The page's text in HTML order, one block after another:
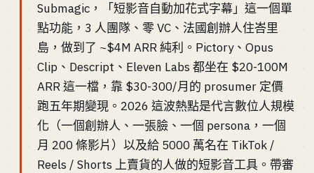
Submagic，「短影音自動加花式字幕」這一個單
點功能，3 人團隊、零 VC、法國創辦人住峇里
島，做到了 ~$4M ARR 純利。Pictory、Opus
Clip、Descript、Eleven Labs 都坐在 $20-100M
ARR 這一檔，靠 $30-300/月的 prosumer 定價
跑五年期變現。2026 這波熱點是代言數位人規模
化（一個創辦人、一張臉、一個 persona，一個
月 200 條影片）以及給 5000 萬名在 TikTok /
Reels / Shorts 上賣貨的人做的短影音工具。帶審